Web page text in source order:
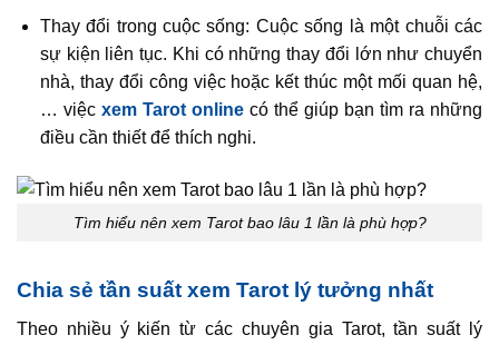
Thay đổi trong cuộc sống: Cuộc sống là một chuỗi các
sự kiện liên tục. Khi có những thay đổi lớn như chuyển
nhà, thay đổi công việc hoặc kết thúc một mối quan hệ,
… việc xem Tarot onlinecó thể giúp bạn tìm ra những
điều cần thiết để thích nghi.
Tìm hiểu nên xem Tarot bao lâu 1 lần là phù hợp?
Chia sẻ tần suất xem Tarot lý tưởng nhất
Theo nhiều ý kiến từ các chuyên gia Tarot, tần suất lý